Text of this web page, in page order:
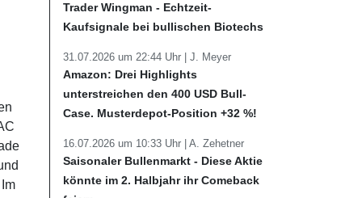
Trader Wingman - Echtzeit-
Kaufsignale bei bullischen Biotechs
31.07.2026 um 22:44 Uhr | J. Meyer
Amazon: Drei Highlights
unterstreichen den 400 USD Bull-
Case. Musterdepot-Position +32 %!
16.07.2026 um 10:33 Uhr | A. Zehetner
Saisonaler Bullenmarkt - Diese Aktie
könnte im 2. Halbjahr ihr Comeback